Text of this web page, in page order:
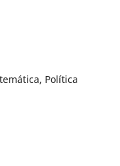
Política